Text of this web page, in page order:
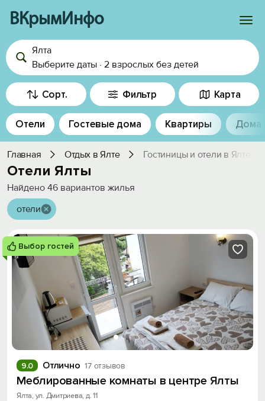
ВКрымИнфо
Войти
Избранное
История просмотра
Добавить свой объект
Ялта
Выберите даты · 2 взрослых без детей
Сорт. Фильтр Карта
Отели Гостевые дома Квартиры Дома
Главная Отдых в Ялте Гостиницы и отели в Ялте
Отели Ялты
Найдено 46 вариантов жилья
отели
Выбор гостей
Отлично 17 отзывов
9.0
Меблированные комнаты в центре Ялты
Ялта, ул. Дмитриева, д. 11